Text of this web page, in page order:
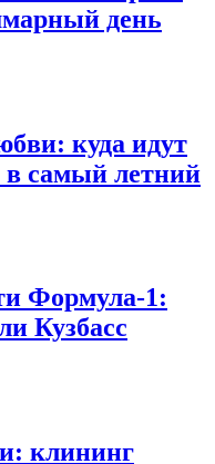
день
куда идут
в самый летний
Формула-1:
Кузбасс
клининг